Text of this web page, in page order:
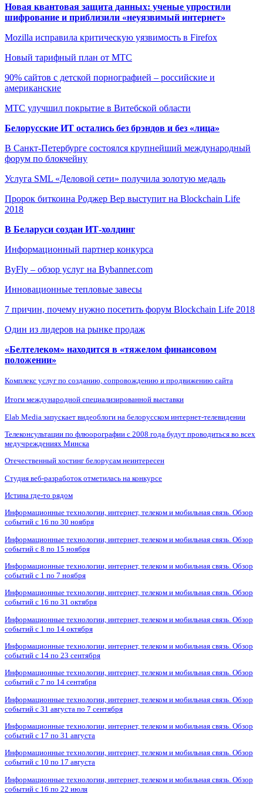
Новая квантовая защита данных: ученые упростили
шифрование и приблизили «неуязвимый интернет»
Mozilla исправила критическую уязвимость в Firefox
Новый тарифный план от МТС
90% сайтов с детской порнографией – российские и
американские
МТС улучшил покрытие в Витебской области
Белорусские ИТ остались без брэндов и без «лица»
В Санкт-Петербурге состоялся крупнейший международный
форум по блокчейну
Услуга SML «Деловой сети» получила золотую медаль
Пророк биткоина Роджер Вер выступит на Blockchain Life
2018
В Беларуси создан ИТ-холдинг
Информационный партнер конкурса
ByFly – обзор услуг на Bybanner.com
Инновационные тепловые завесы
7 причин, почему нужно посетить форум Blockchain Life 2018
Один из лидеров на рынке продаж
«Белтелеком» находится в «тяжелом финансовом
положении»
Комплекс услуг по созданию, сопровождению и продвижению сайта
Итоги международной специализированной выставки
Elab Media запускает видеоблоги на белорусском интернет-телевидении
Телеконсультации по флюорографии с 2008 года будут проводиться во всех
медучреждениях Минска
Отечественный хостинг белорусам неинтересен
Студия веб-разработок отметилась на конкурсе
Истина где-то рядом
Информационные технологии, интернет, телеком и мобильная связь. Обзор
событий с 16 по 30 ноября
Информационные технологии, интернет, телеком и мобильная связь. Обзор
событий с 8 по 15 ноября
Информационные технологии, интернет, телеком и мобильная связь. Обзор
событий с 1 по 7 ноября
Информационные технологии, интернет, телеком и мобильная связь. Обзор
событий с 16 по 31 октября
Информационные технологии, интернет, телеком и мобильная связь. Обзор
событий с 1 по 14 октября
Информационные технологии, интернет, телеком и мобильная связь. Обзор
событий с 14 по 23 сентября
Информационные технологии, интернет, телеком и мобильная связь. Обзор
событий с 7 по 14 сентября
Информационные технологии, интернет, телеком и мобильная связь. Обзор
событий с 31 августа по 7 сентября
Информационные технологии, интернет, телеком и мобильная связь. Обзор
событий с 17 по 31 августа
Информационные технологии, интернет, телеком и мобильная связь. Обзор
событий с 10 по 17 августа
Информационные технологии, интернет, телеком и мобильная связь. Обзор
событий с 16 по 22 июля